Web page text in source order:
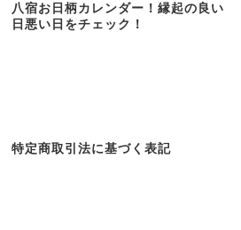
八宿お日柄カレンダー！縁起の良い
日悪い日をチェック！
特定商取引法に基づく表記